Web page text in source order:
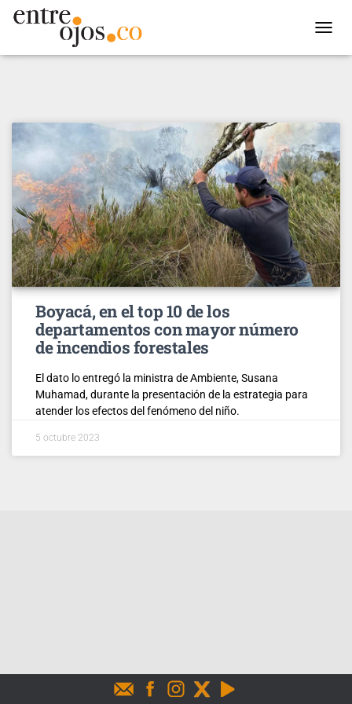
Boyacá, en el top 10 de los
departamentos con mayor número
de incendios forestales
El dato lo entregó la ministra de Ambiente, Susana
Muhamad, durante la presentación de la estrategia para
atender los efectos del fenómeno del niño.
5 octubre 2023